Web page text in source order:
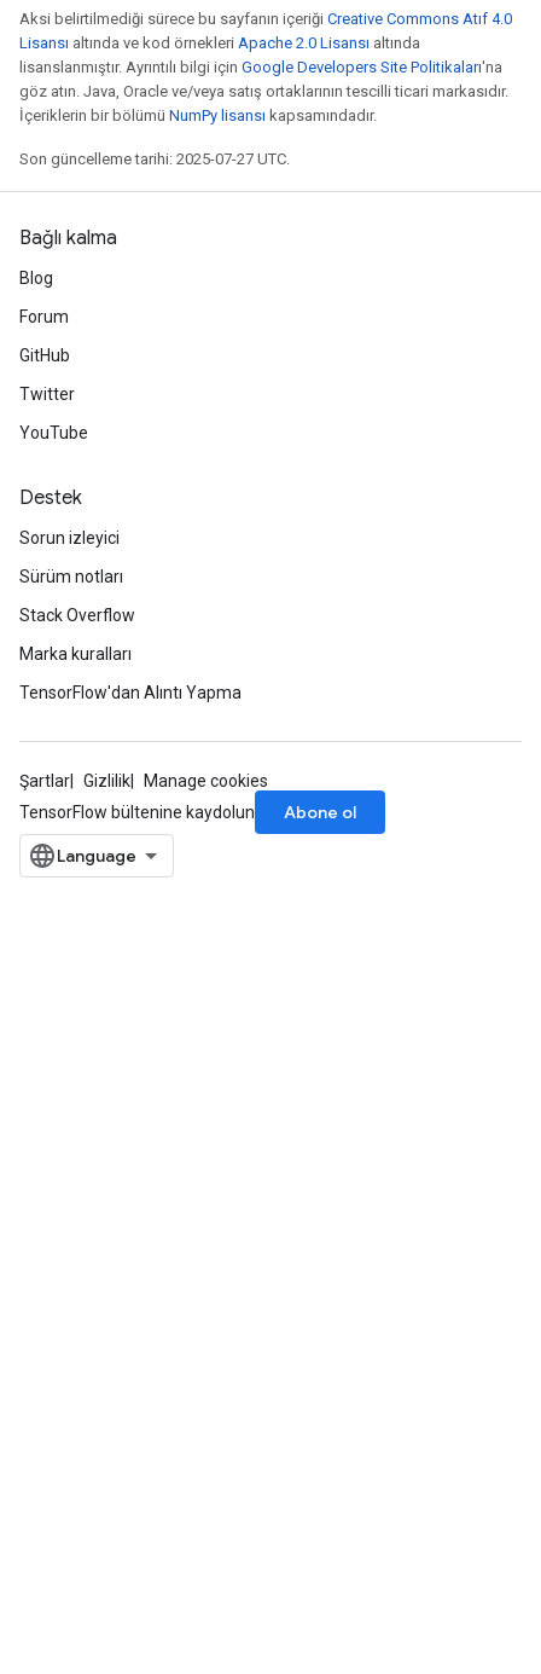
Aksi belirtilmediği sürece bu sayfanın içeriği Creative Commons Atıf 4.0
Lisansı altında ve kod örnekleri Apache 2.0 Lisansı altında
lisanslanmıştır. Ayrıntılı bilgi için Google Developers Site Politikaları'na
göz atın. Java, Oracle ve/veya satış ortaklarının tescilli ticari markasıdır.
İçeriklerin bir bölümü NumPy lisansı kapsamındadır.
Son güncelleme tarihi: 2025-07-27 UTC.
Bağlı kalma
Blog
Forum
GitHub
Twitter
YouTube
Destek
Sorun izleyici
Sürüm notları
Stack Overflow
Marka kuralları
TensorFlow'dan Alıntı Yapma
Şartlar Gizlilik
Manage cookies
TensorFlow bültenine kaydolun
Abone ol